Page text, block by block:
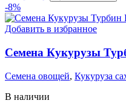
-8%
Добавить в избранное
Семена Кукурузы
Семена овощей, Кукуруза
В наличии